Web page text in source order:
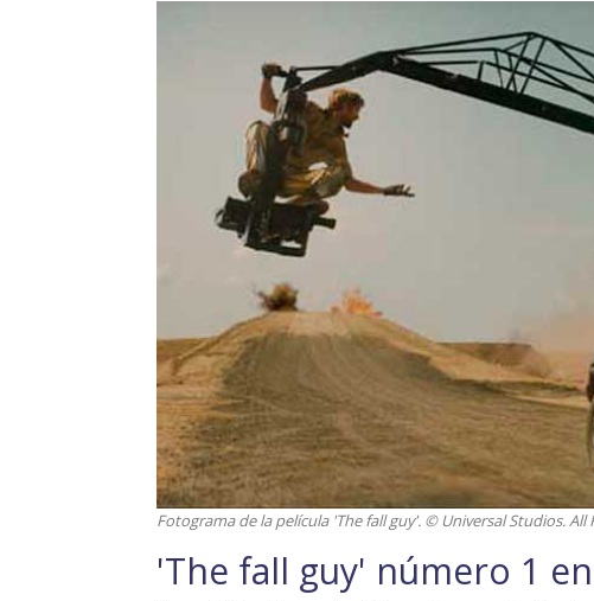
Fotograma de la película 'The fall guy'. © Universal Studios. All
'The fall guy' número 1